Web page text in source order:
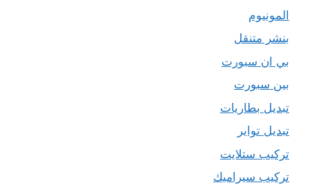
المونيوم
بنشر متنقل
بي ان سبورت
بين سبورت
تبديل بطاريات
تبديل تواير
تركيب ستلايت
تركيب سيراميك